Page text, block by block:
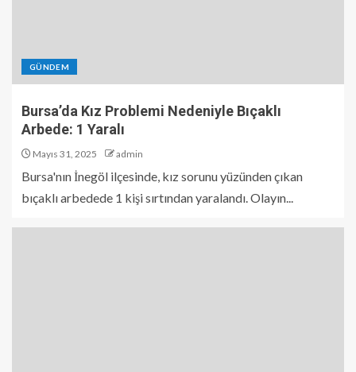
GÜNDEM
Bursa’da Kız Problemi Nedeniyle Bıçaklı
Arbede: 1 Yaralı
Mayıs 31, 2025 admin
Bursa'nın İnegöl ilçesinde, kız sorunu yüzünden çıkan
bıçaklı arbedede 1 kişi sırtından yaralandı. Olayın...